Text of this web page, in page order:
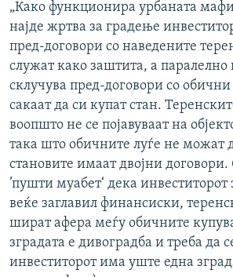
„Како функционира урбаната
најде жртва за градење
пред-договори со наведените
служат како заштита, а паралелно
склучува пред-договори со
сакаат да си купат стан.
воопшто не се појавуваат на
така што обичните луѓе не можат
становите имаат двојни договори.
’пушти муабет‘ дека инвеститорот
веќе заглавил финансиски,
шират афера меѓу обичните
зградата е дивоградба и треба да
инвеститорот има уште една